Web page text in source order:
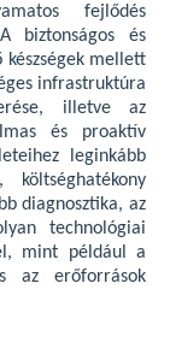
fejlődés
biztonságos és
készségek mellett
infrastruktúra
illetve az
és proaktív
leginkább
diagnosztika, az
technológiai
mint például a
az erőforrások